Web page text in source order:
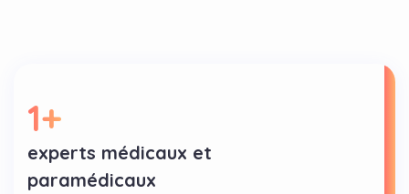
1+
experts médicaux et
paramédicaux